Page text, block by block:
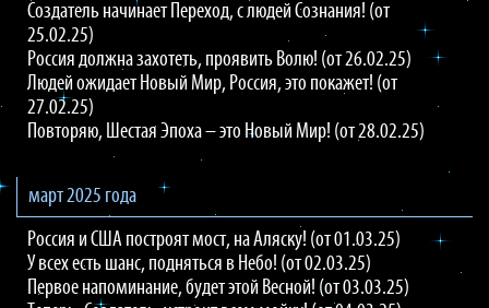
Создатель начинает Переход, с людей Сознания! (от
25.02.25)
Россия должна захотеть, проявить Волю! (от 26.02.25)
Людей ожидает Новый Мир, Россия, это покажет! (от
27.02.25)
Повторяю, Шестая Эпоха – это Новый Мир! (от 28.02.25)
март 2025 года
Россия и США построят мост, на Аляску! (от 01.03.25)
У всех есть шанс, подняться в Небо! (от 02.03.25)
Первое напоминание, будет этой Весной! (от 03.03.25)